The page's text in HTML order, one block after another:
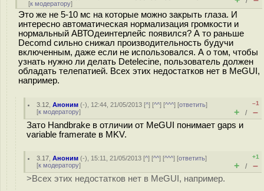
[к модератору]
Это же не 5-10 мс на которые можно закрыть глаза. И
интересно автоматическая нормализация громкости и
нормальный АВТОдеинтерлейс появился? А то раньше
Decomd сильно снижал производительность будучи
включенным, даже если не использовался. А о том, чтобы
узнать нужно ли делать Detelecine, пользователь должен
обладать телепатией. Всех этих недостатков нет в MeGUI,
например.
3.12 ,Аноним (-), 12:44, 21/05/2013 [^] [^^] [^^^] [ответить]
[к модератору]
–1
+ / –
Зато Handbrake в отличии от MeGUI понимает gaps и
variable framerate в MKV.
3.17 ,Аноним (-), 15:11, 21/05/2013 [^] [^^] [^^^] [ответить]
[к модератору]
+1
+ / –
>Всех этих недостатков нет в MeGUI, например.